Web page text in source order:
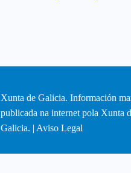
Xunta de Galicia. Información
publicada na internet pola Xunta
Galicia. | Aviso Legal